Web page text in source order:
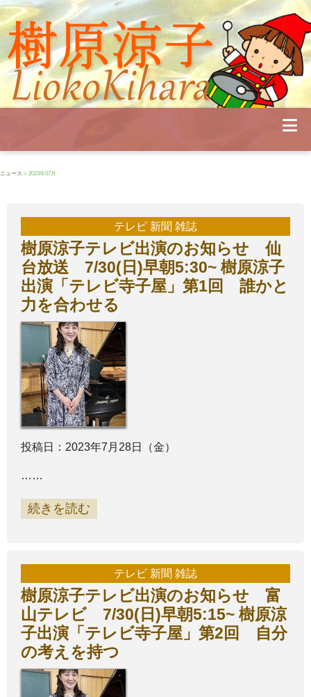
Profile
Concert
Seminar
Diary
ニュース > 2023年07月
テレビ 新聞 雑誌
樹原涼子テレビ出演のお知らせ 仙
台放送 7/30(日)早朝5:30~ 樹原涼子
出演「テレビ寺子屋」第1回 誰かと
力を合わせる
投稿日：2023年7月28日（金）
……
続きを読む
テレビ 新聞 雑誌
樹原涼子テレビ出演のお知らせ 富
山テレビ 7/30(日)早朝5:15~ 樹原涼
子出演「テレビ寺子屋」第2回 自分
の考えを持つ